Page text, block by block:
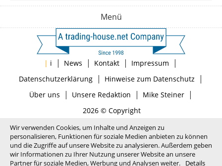
Menü
| i | News | Kontakt | Impressum |
Datenschutzerklärung| Hinweise zum Datenschutz |
Über uns | Unsere Redaktion | Mike Steiner|
2026 © Copyright
Wir verwenden Cookies, um Inhalte und Anzeigen zu
personalisieren, Funktionen für soziale Medien anbieten zu können
und die Zugriffe auf unsere Website zu analysieren. Außerdem geben
wir Informationen zu Ihrer Nutzung unserer Website an unsere
Partner für soziale Medien, Werbung und Analysen weiter.
Details